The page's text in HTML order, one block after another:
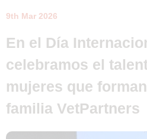
9th Mar 2026
En el Día
celebramos el
mujeres que
familia VetPartners